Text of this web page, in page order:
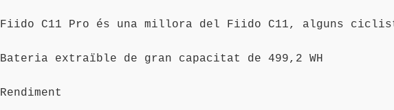
Fiido C11 Pro és una millora del Fiido C11, alguns
Bateria extraïble de gran capacitat de 499,2 WH
Rendiment